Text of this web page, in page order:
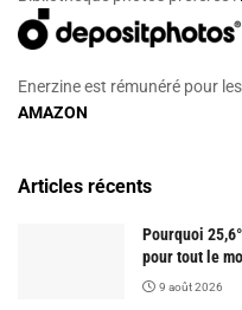
Enerzine est rémunéré pour
AMAZON
Articles récents
Pourquoi
pour tout le
9 août 2026